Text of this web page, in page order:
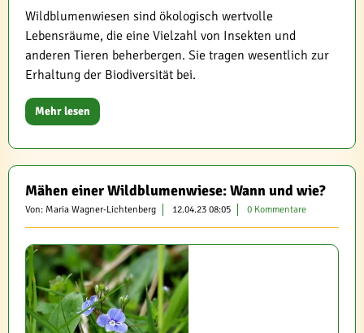
Wildblumenwiesen sind ökologisch wertvolle
Lebensräume, die eine Vielzahl von Insekten und
anderen Tieren beherbergen. Sie tragen wesentlich zur
Erhaltung der Biodiversität bei.
Mehr lesen
Mähen einer Wildblumenwiese: Wann und wie?
Von: Maria Wagner-Lichtenberg 12.04.23 08:05 0 Kommentare